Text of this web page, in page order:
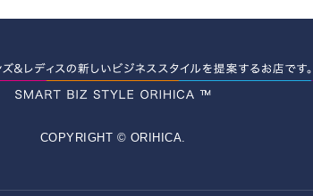
COPYRIGHT © ORIHICA.